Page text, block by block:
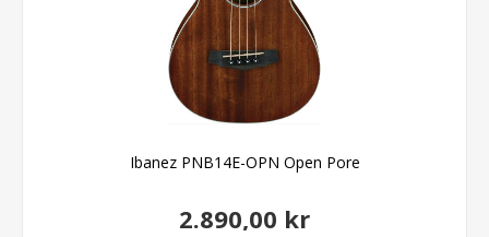
Ibanez PNB14E-OPN Open Pore
2.890,00 kr